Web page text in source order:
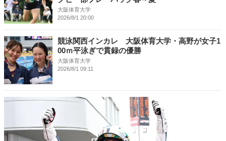
大阪体育大学
2026/8/1 20:00
競泳関西インカレ 大阪体育大学・高野が女子1
00ｍ平泳ぎで貫録の優勝
大阪体育大学
2026/8/1 09:11